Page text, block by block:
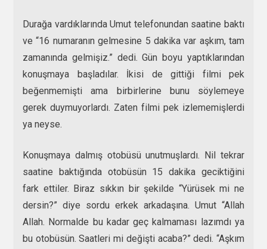
Durağa vardıklarında Umut telefonundan saatine baktı
ve “16 numaranın gelmesine 5 dakika var aşkım, tam
zamanında gelmişiz.” dedi. Gün boyu yaptıklarından
konuşmaya başladılar. İkisi de gittiği filmi pek
beğenmemişti ama birbirlerine bunu söylemeye
gerek duymuyorlardı. Zaten filmi pek izlememişlerdi
ya neyse.
Konuşmaya dalmış otobüsü unutmuşlardı. Nil tekrar
saatine baktığında otobüsün 15 dakika geciktiğini
fark ettiler. Biraz sıkkın bir şekilde “Yürüsek mi ne
dersin?” diye sordu erkek arkadaşına. Umut “Allah
Allah. Normalde bu kadar geç kalmaması lazımdı ya
bu otobüsün. Saatleri mi değişti acaba?” dedi. “Aşkım